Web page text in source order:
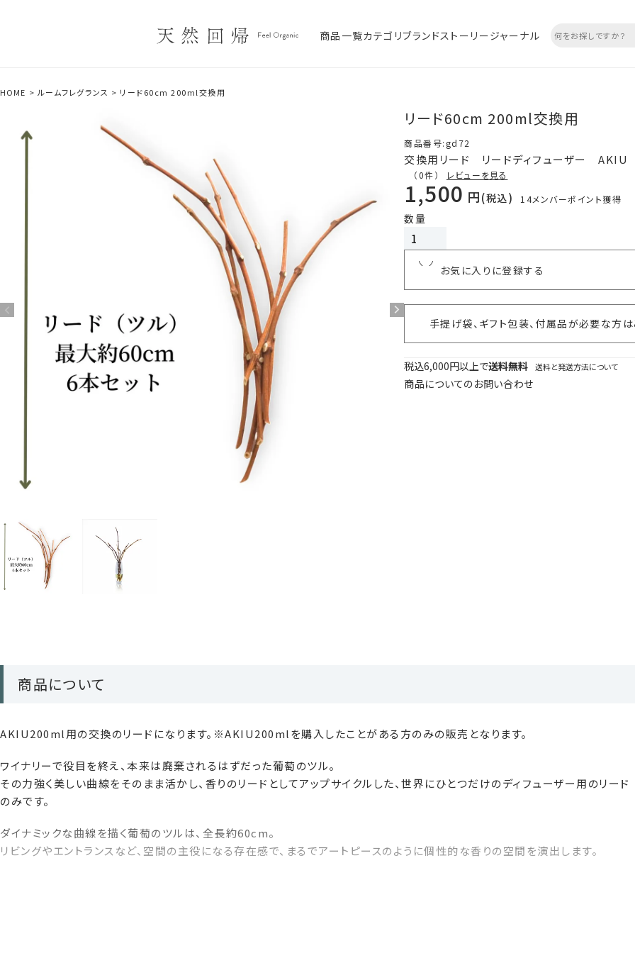
商品一覧カテゴリブランドストーリージャーナル
HOME ルームフレグランス リード60cm 200ml交換用
リード60cm 200ml交換用
商品番号 gd72
交換用リード リードディフューザー
（0件） レビューを見る
1,500 税込 14メンバーポイント獲得
お気に入りに登録する
手提げ袋、ギフト包装、 付属品が必要な方は
税込6,000円以上で送料無料 送料と発送方法について
商品についてのお問い合わせ
商品について
AKIU200ml用の交換のリードになります。※AKIU200mlを購入したことがある方のみの販売となります。
ワイナリーで役目を終え、本来は廃棄されるはずだった葡萄のツル。
その力強く美しい曲線をそのまま活かし、香りのリードとしてアップサイクルした、世界にひとつだけのディフューザー用のリード
のみです。
ダイナミックな曲線を描く葡萄のツルは、全長約60cm。
リビングやエントランスなど、空間の主役になる存在感で、まるでアートピースのように個性的な香りの空間を演出します。